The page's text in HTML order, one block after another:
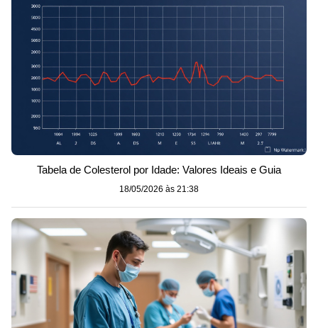
Tabela de Colesterol por Idade: Valores Ideais e Guia
18/05/2026 às 21:38